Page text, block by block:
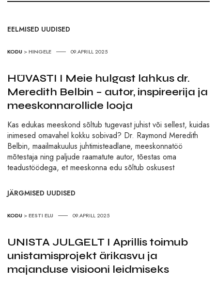
EELMISED UUDISED
KODU >HINGELE 09.APRILL 2025
HÜVASTI I Meie hulgast lahkus dr.
Meredith Belbin – autor, inspireerija ja
meeskonnarollide looja
Kas edukas meeskond sõltub tugevast juhist või sellest, kuidas
inimesed omavahel kokku sobivad? Dr. Raymond Meredith
Belbin, maailmakuulus juhtimisteadlane, meeskonnatöö
mõtestaja ning paljude raamatute autor, tõestas oma
teadustöödega, et meeskonna edu sõltub oskusest
JÄRGMISED UUDISED
KODU >EESTI ELU 09.APRILL 2025
UNISTA JULGELT I Aprillis toimub
unistamisprojekt ärikasvu ja
majanduse visiooni leidmiseks